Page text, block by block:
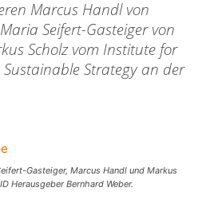
Marcus Handl von
Seifert-Gasteiger von
Scholz vom Institute for
Sustainable Strategy an der
Gasteiger, Marcus Handl und Markus
Herausgeber Bernhard Weber.